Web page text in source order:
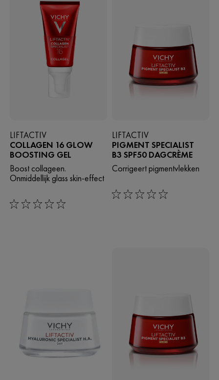
LIFTACTIV
COLLAGEN 16 GLOW
BOOSTING GEL
Boost collageen.
Onmiddellijk glass skin-effect
0/5
LIFTACTIV
PIGMENT SPECIALIST
B3 SPF50 DAGCRÈME
Corrigeert pigmentvlekken
0/5